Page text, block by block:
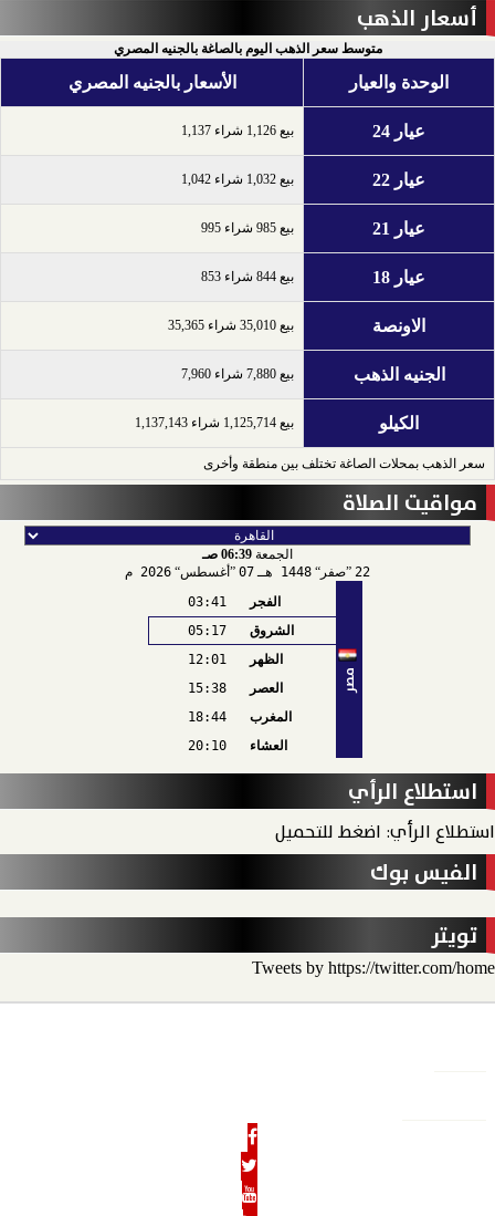
أسعار الذهب
متوسط سعر الذهب اليوم بالصاغة بالجنيه المصري
الوحدة والعيار الأسعار بالجنيه المصري
عيار 24 بيع 1,126 شراء 1,137
عيار 22 بيع 1,032 شراء 1,042
عيار 21 بيع 985 شراء 995
عيار 18 بيع 844 شراء 853
الاونصة بيع 35,010 شراء 35,365
الجنيه الذهب بيع 7,880 شراء 7,960
الكيلو بيع 1,125,714 شراء 1,137,143
سعر الذهب بمحلات الصاغة تختلف بين منطقة وأخرى
مواقيت الصلاة
الجمعة 06:39 صـ
22 صفر 1448 هـ 07 أغسطس 2026 م
مصر
الفجر
03:41
الشروق
05:17
الظهر
12:01
العصر
15:38
المغرب
18:44
العشاء
20:10
استطلاع الرأي
استطلاع الرأي: اضغط للتحميل
الفيس بوك
تويتر
Tweets by https://twitter.com/home